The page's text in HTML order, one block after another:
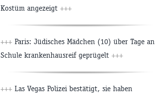
Kostüm angezeigt +++
+++ Paris: Jüdisches Mädchen (10) über Tage an
Schule krankenhausreif geprügelt +++
+++ Las Vegas Polizei bestätigt, sie haben